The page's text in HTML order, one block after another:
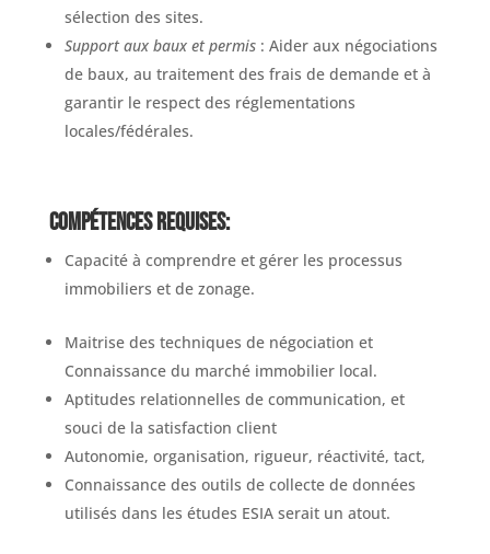
sélection des sites.
Support aux baux et permis: Aider aux négociations
de baux, au traitement des frais de demande et à
garantir le respect des réglementations
locales/fédérales.
Compétences requises:
Capacité à comprendre et gérer les processus
immobiliers et de zonage.
Maitrise des techniques de négociation et
Connaissance du marché immobilier local.
Aptitudes relationnelles de communication, et
souci de la satisfaction client
Autonomie, organisation, rigueur, réactivité, tact,
Connaissance des outils de collecte de données
utilisés dans les études ESIA serait un atout.